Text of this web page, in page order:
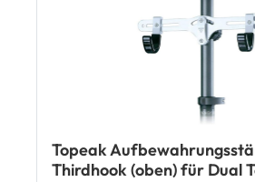
Topeak
Thirdhook (oben) für Dual